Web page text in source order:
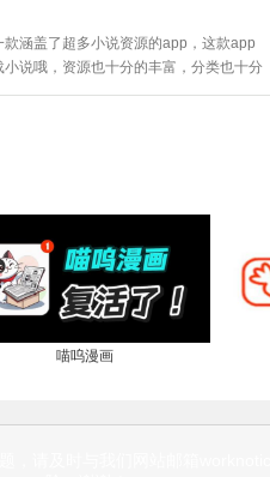
涵盖了超多小说资源的app，这款app
说哦，资源也十分的丰富，分类也十分
费网络小说阅读网，让用户们随时阅读
喵呜漫画